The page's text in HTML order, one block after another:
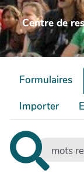
Centre de
Formulaires
Importer